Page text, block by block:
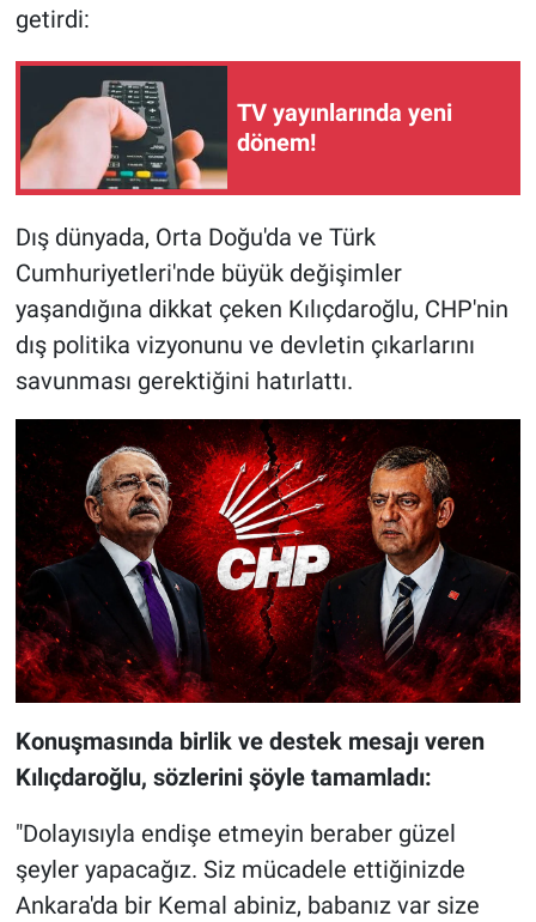
getirdi:
TV yayınlarında yeni
dönem!
Dış dünyada, Orta Doğu'da ve Türk
Cumhuriyetleri'nde büyük değişimler
yaşandığına dikkat çeken Kılıçdaroğlu, CHP'nin
dış politika vizyonunu ve devletin çıkarlarını
savunması gerektiğini hatırlattı.
Konuşmasında birlik ve destek mesajı veren
Kılıçdaroğlu, sözlerini şöyle tamamladı:
"Dolayısıyla endişe etmeyin beraber güzel
şeyler yapacağız. Siz mücadele ettiğinizde
Ankara'da bir Kemal abiniz, babanız var size